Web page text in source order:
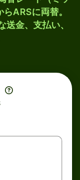
ARSに両替。
金、支払い、